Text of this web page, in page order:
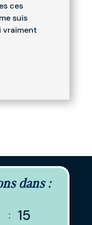
ces
suis
vraiment
dans :
: 14